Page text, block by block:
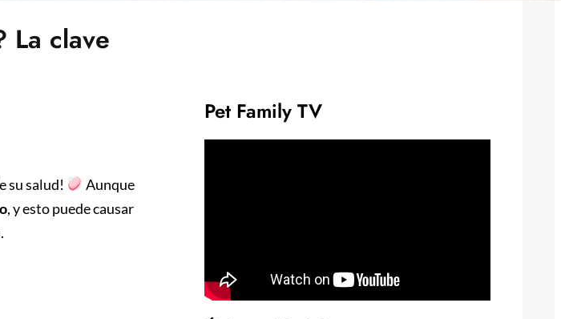
La clave
su salud!
Aunque
, y esto puede causar
Pet Family TV